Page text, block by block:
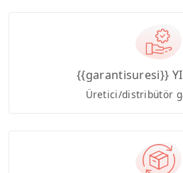
{{garantisuresi}}
Üretici/distribütör